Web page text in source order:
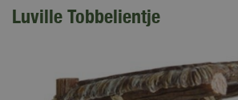
Luville Tobbelientje